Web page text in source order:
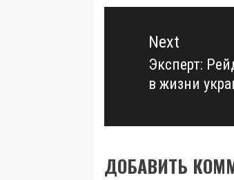
Next
Next
post:
Эксперт:
в жизни
ДОБАВИТЬ